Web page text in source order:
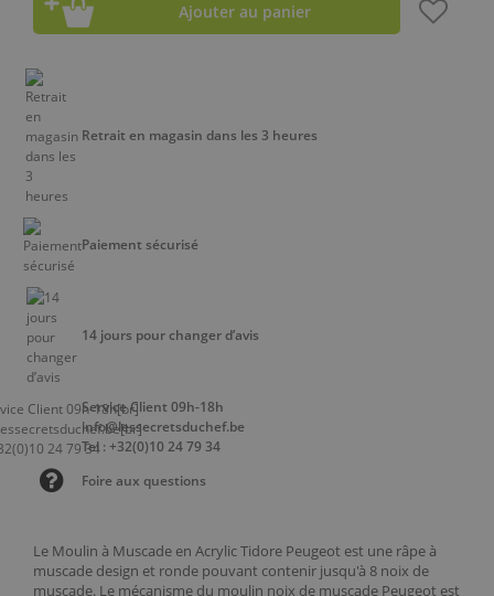
Le Moulin à Muscade en Acrylic Tidore Peugeot est une râpe à
muscade design et ronde pouvant contenir jusqu'à 8 noix de
muscade. Le mécanisme du moulin noix de muscade Peugeot est
Ajouter au panier
Retrait en magasin dans les 3 heures
Paiement sécurisé
14 jours pour changer d’avis
Service Client 09h-18h
info@lessecretsduchef.be
Tel : +32(0)10 24 79 34
Foire aux questions